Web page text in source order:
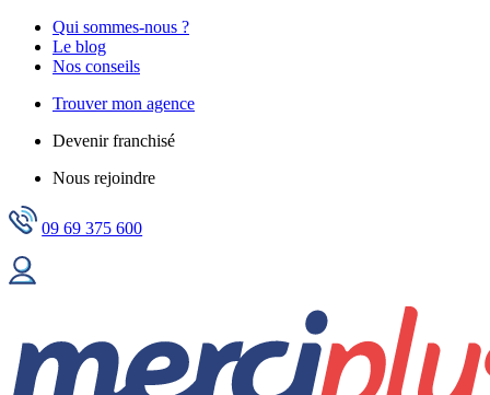
Qui sommes-nous ?
Le blog
Nos conseils
Trouver mon agence
Devenir franchisé
Nous rejoindre
09 69 375 600